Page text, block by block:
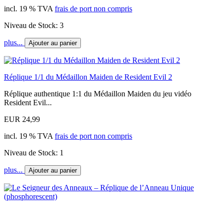
incl. 19 % TVA frais de port non compris
Niveau de Stock: 3
plus... Ajouter au panier
Réplique 1/1 du Médaillon Maiden de Resident Evil 2
Réplique authentique 1:1 du Médaillon Maiden du jeu vidéo
Resident Evil...
EUR 24,99
incl. 19 % TVA frais de port non compris
Niveau de Stock: 1
plus... Ajouter au panier